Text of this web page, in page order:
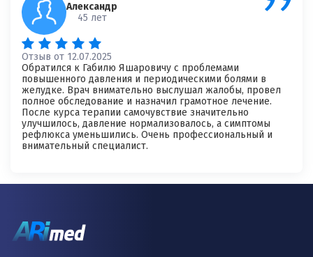
Александр
45 лет
Отзыв от 12.07.2025
Обратился к Габилю Яшаровичу с проблемами
повышенного давления и периодическими болями в
желудке. Врач внимательно выслушал жалобы, провел
полное обследование и назначил грамотное лечение.
После курса терапии самочувствие значительно
улучшилось, давление нормализовалось, а симптомы
рефлюкса уменьшились. Очень профессиональный и
внимательный специалист.